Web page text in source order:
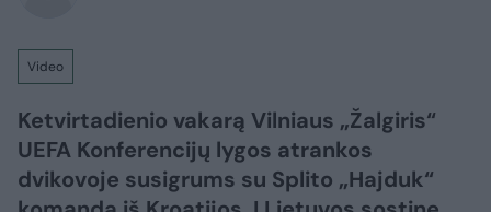
Video
Ketvirtadienio vakarą Vilniaus „Žalgiris“
UEFA Konferencijų lygos atrankos
dvikovoje susigrums su Splito „Hajduk“